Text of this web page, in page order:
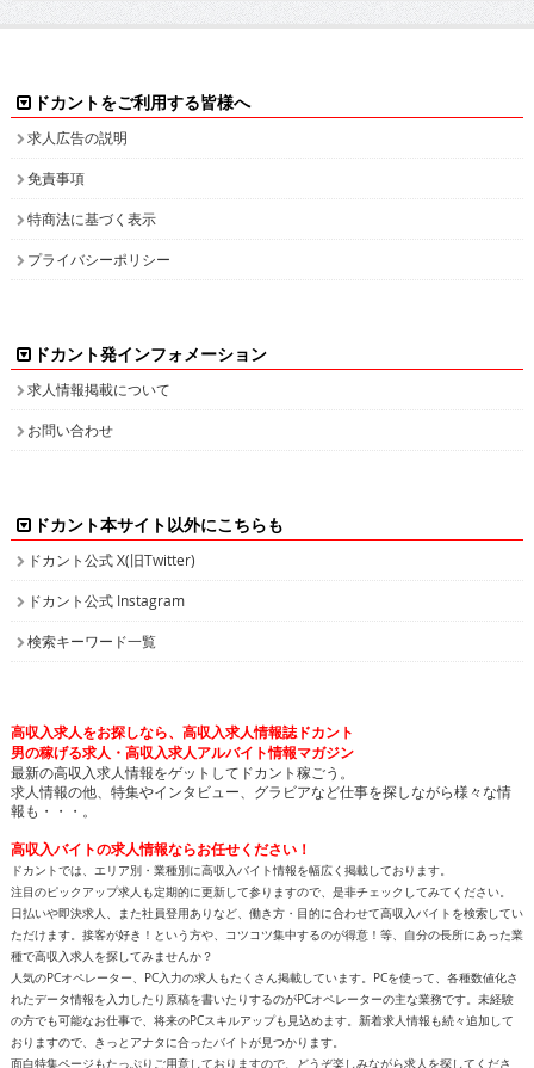
ドカントをご利用する皆様へ
求人広告の説明
免責事項
特商法に基づく表示
プライバシーポリシー
ドカント発インフォメーション
求人情報掲載について
お問い合わせ
ドカント本サイト以外にこちらも
ドカント公式 X(旧Twitter)
ドカント公式 Instagram
検索キーワード一覧
高収入求人をお探しなら、高収入求人情報誌ドカント
男の稼げる求人・高収入求人アルバイト情報マガジン
最新の高収入求人情報をゲットしてドカント稼ごう。
求人情報の他、特集やインタビュー、グラビアなど仕事を探しながら様々な情
報も・・・。
高収入バイトの求人情報ならお任せください！
ドカントでは、エリア別・業種別に高収入バイト情報を幅広く掲載しております。
注目のピックアップ求人も定期的に更新して参りますので、是非チェックしてみてください。
日払いや即決求人、また社員登用ありなど、働き方・目的に合わせて高収入バイトを検索してい
ただけます。接客が好き！という方や、コツコツ集中するのが得意！等、自分の長所にあった業
種で高収入求人を探してみませんか？
人気のPCオペレーター、PC入力の求人もたくさん掲載しています。PCを使って、各種数値化さ
れたデータ情報を入力したり原稿を書いたりするのがPCオペレーターの主な業務です。未経験
の方でも可能なお仕事で、将来のPCスキルアップも見込めます。新着求人情報も続々追加して
おりますので、きっとアナタに合ったバイトが見つかります。
面白特集ページもたっぷりご用意しておりますので、どうぞ楽しみながら求人を探してくださ